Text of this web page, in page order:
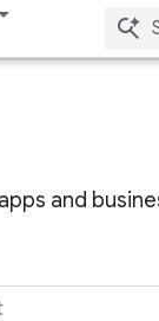
and